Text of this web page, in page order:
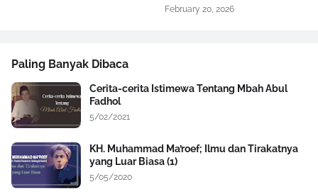
February 20, 2026
Paling Banyak Dibaca
Cerita-cerita Istimewa Tentang Mbah Abul
Fadhol
5/02/2021
KH. Muhammad Ma’roef; Ilmu dan Tirakatnya
yang Luar Biasa (1)
5/05/2020